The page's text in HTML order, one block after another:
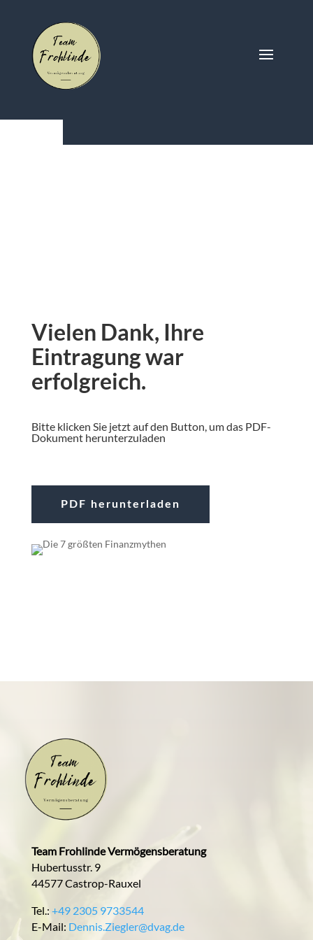
Vielen Dank, Ihre
Eintragung war
erfolgreich.
Bitte klicken Sie jetzt auf den Button, um das PDF-
Dokument herunterzuladen
PDF herunterladen
Team Frohlinde Vermögensberatung
Hubertusstr. 9
44577 Castrop-Rauxel
Tel.: +49 2305 9733544
E-Mail: Dennis.Ziegler@dvag.de